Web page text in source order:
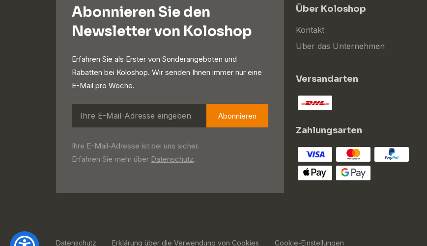
Abonnieren Sie den
Newsletter von Koloshop
Erfahren Sie als Erster von Sonderangeboten und
Rabatten bei Koloshop. Wir senden Ihnen immer nur eine
E-Mail pro Woche.
Abonnieren
Ihre E-Mail-Adresse ist bei uns sicher.
Erfahren Sie mehr über Datenschutz.
Über Koloshop
Kontakt
Über das Unternehmen
Versandarten
Zahlungsarten
Datenschutz Erklärung über die Verwendung von Cookies Cookie-Einstellungen